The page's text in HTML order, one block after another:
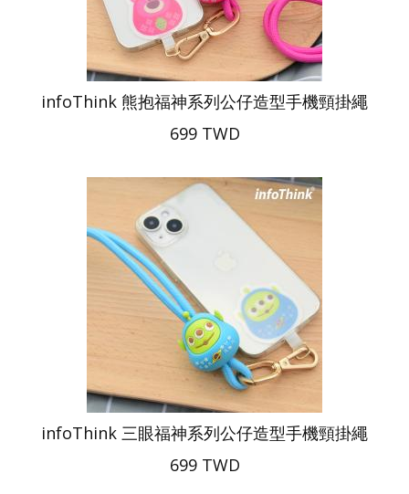
infoThink 熊抱福神系列公仔造型手機頸掛繩
699 TWD
infoThink 三眼福神系列公仔造型手機頸掛繩
699 TWD